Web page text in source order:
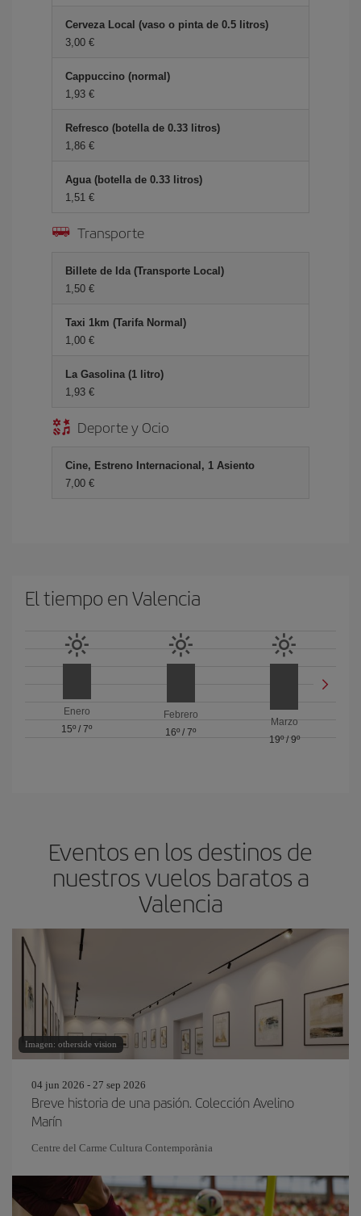
Cerveza Local (vaso o pinta de 0.5 litros)
3,00 €
Cappuccino (normal)
1,93 €
Refresco (botella de 0.33 litros)
1,86 €
Agua (botella de 0.33 litros)
1,51 €
Transporte
Billete de Ida (Transporte Local)
1,50 €
Taxi 1km (Tarifa Normal)
1,00 €
La Gasolina (1 litro)
1,93 €
Deporte y Ocio
Cine, Estreno Internacional, 1 Asiento
7,00 €
El tiempo en Valencia
Enero
15º /7º
Febrero
16º / 7º
Marzo
19º/ 9º
Eventos en los destinos de
nuestros vuelos baratos a
Valencia
Imagen: otherside vision
04 jun 2026 - 27 sep 2026
Breve historia de una pasión. Colección Avelino
Marín
Centre del Carme Cultura Contemporània